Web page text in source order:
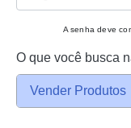
A senha deve
O que você busca
Vender Produtos